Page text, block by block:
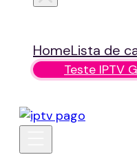
HomeLista de
Teste IPTV